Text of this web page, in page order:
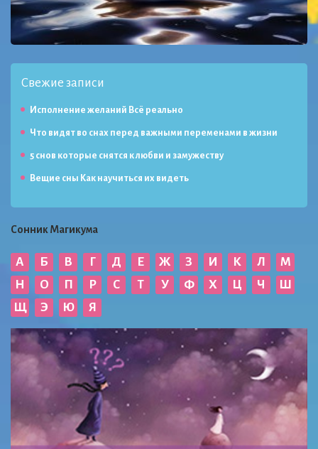
Свежие записи
Исполнение желаний Всё реально
Что видят во снах перед важными переменами в жизни
5 снов которые снятся к любви и замужеству
Вещие сны Как научиться их видеть
Сонник Магикума
А Б В Г Д Е Ж З И К Л
М
Н
О П Р С Т У Ф Х Ц Ч
Ш
Щ
Э Ю Я